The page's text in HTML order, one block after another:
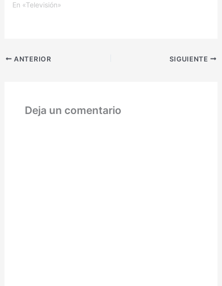
Chernóbil, en Ucrania
liberó material
radioactivo en Ucrania,
Central.…
En «Televisión»
ANTERIOR SIGUIENTE
Deja un comentario